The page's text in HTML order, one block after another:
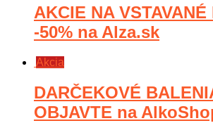
AKCIE NA
-50% na Alza.sk
Akcia
DARČEKOVÉ
OBJAVTE na